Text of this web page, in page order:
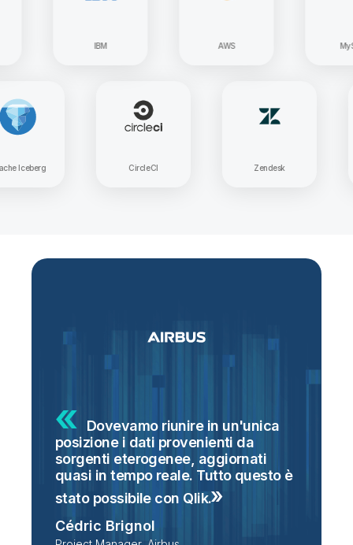
MySQL
Apache Iceberg CircleCI Zendesk
Dovevamo riunire in un'unica
posizione i dati provenienti da
sorgenti eterogenee, aggiornati
quasi in tempo reale. Tutto questo è
stato possibile con Qlik.
Cédric Brignol